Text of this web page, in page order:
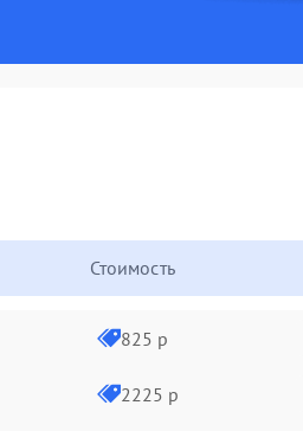
Стоимость
825 р
2225 р